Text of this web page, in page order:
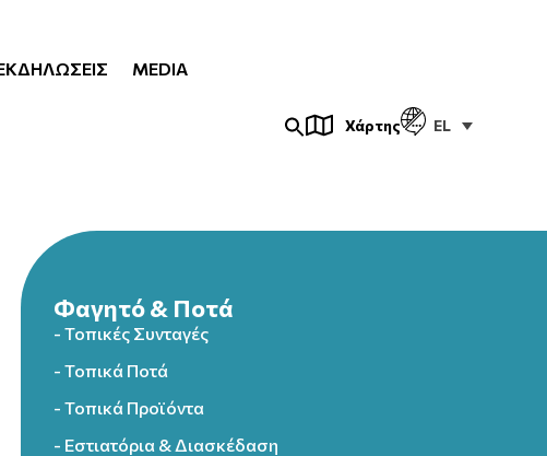
MEDIA
Χάρτης EL
Φαγητό & Ποτά
- Τοπικές Συνταγές
- Τοπικά Ποτά
- Τοπικά Προϊόντα
- Εστιατόρια & Διασκέδαση